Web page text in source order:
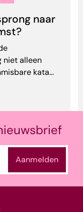
naar
niet alleen
kata...